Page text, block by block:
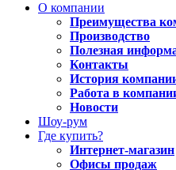
О компании
Преимущества
Производство
Полезная
Контакты
История
Работа в
Новости
Шоу-рум
Где купить?
Интернет-магазин
Офисы продаж